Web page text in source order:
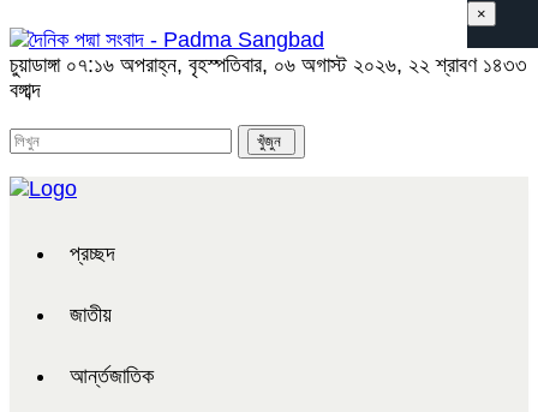
চুয়াডাঙ্গা ০৭:১৬ অপরাহ্ন, বৃহস্পতিবার, ০৬ অগাস্ট ২০২৬, ২২ শ্রাবণ ১৪৩৩
বঙ্গাব্দ
প্রচ্ছদ
জাতীয়
আর্ন্তজাতিক
×